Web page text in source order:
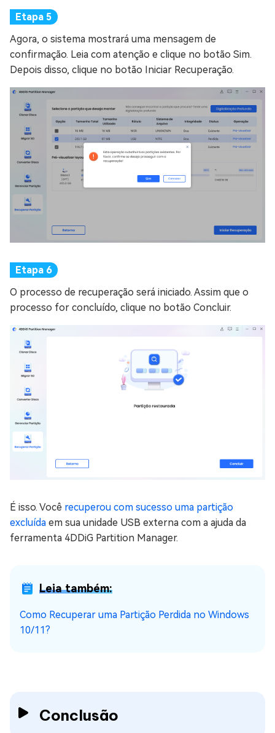
Agora, o sistema mostrará uma mensagem de
confirmação. Leia com atenção e clique no botão Sim.
Depois disso, clique no botão Iniciar Recuperação.
O processo de recuperação será iniciado. Assim que o
processo for concluído, clique no botão Concluir.
É isso. Você recuperou com sucesso uma partição
excluída em sua unidade USB externa com a ajuda da
ferramenta 4DDiG Partition Manager.
Leia também:
Como Recuperar uma Partição Perdida no Windows
10/11?
Conclusão